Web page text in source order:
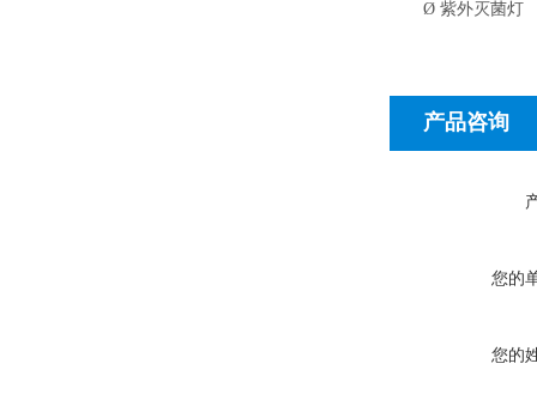
Ø 紫外灭菌灯
产品咨询
您的
您的